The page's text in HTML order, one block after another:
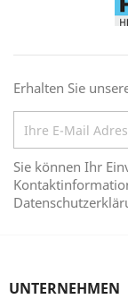
Erhalten Sie
Sie können Ihr
UNTERNEHMEN